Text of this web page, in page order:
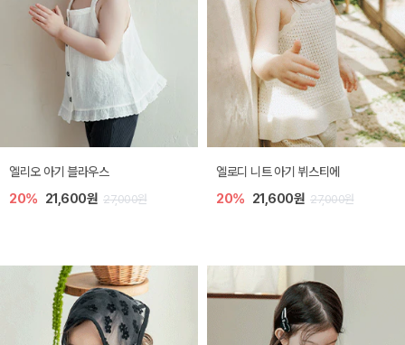
미렐 아기 라운지웨어
10% 28,800원 32,000원
[SIZE ~6Y] 로미나 라운지 셋업
10% 26,100원 29,000원